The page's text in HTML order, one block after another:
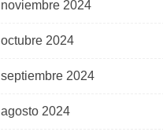
noviembre 2024
octubre 2024
septiembre 2024
agosto 2024